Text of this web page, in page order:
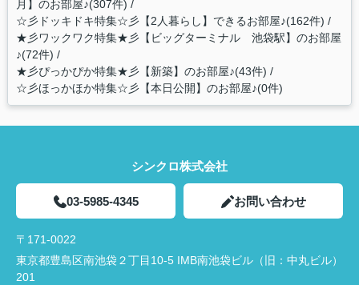
月】のお部屋♪(307件)
☆彡ドッキドキ特集☆彡【2人暮らし】できるお部屋♪(162件)
★彡ワックワク特集★彡【ビッグターミナル 池袋駅】のお部屋
♪(72件)
★彡ぴっかぴか特集★彡【新築】のお部屋♪(43件)
☆彡ほっかほか特集☆彡【本日公開】のお部屋♪(0件)
シンクロ株式会社
03-5985-4345 お問い合わせ
〒171-0022
東京都豊島区南池袋２丁目10-5 IMB南池袋ビル（旧：中丸ビル）
201